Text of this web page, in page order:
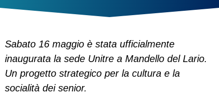
Sabato 16 maggio è stata ufficialmente
inaugurata la sede Unitre a Mandello del Lario.
Un progetto strategico per la cultura e la
socialità dei senior.